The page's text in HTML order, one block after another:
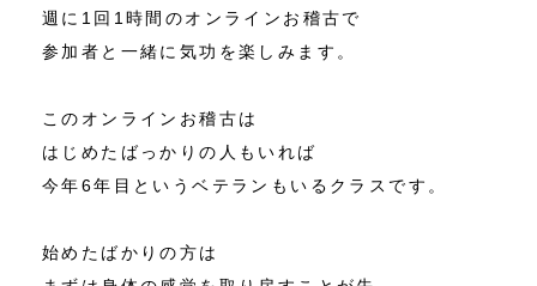
週に1回1時間のオンラインお稽古で
参加者と一緒に気功を楽しみます。
このオンラインお稽古は
はじめたばっかりの人もいれば
今年6年目というベテランもいるクラスです。
始めたばかりの方は